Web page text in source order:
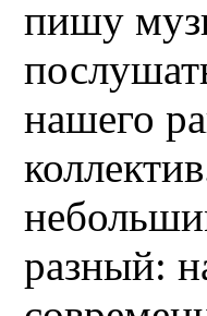
пишу
нашего
разный: